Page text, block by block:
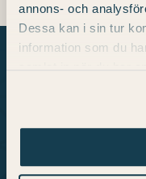
annons- och
Dessa kan i sin tur
information som du
About Us
We are a unique